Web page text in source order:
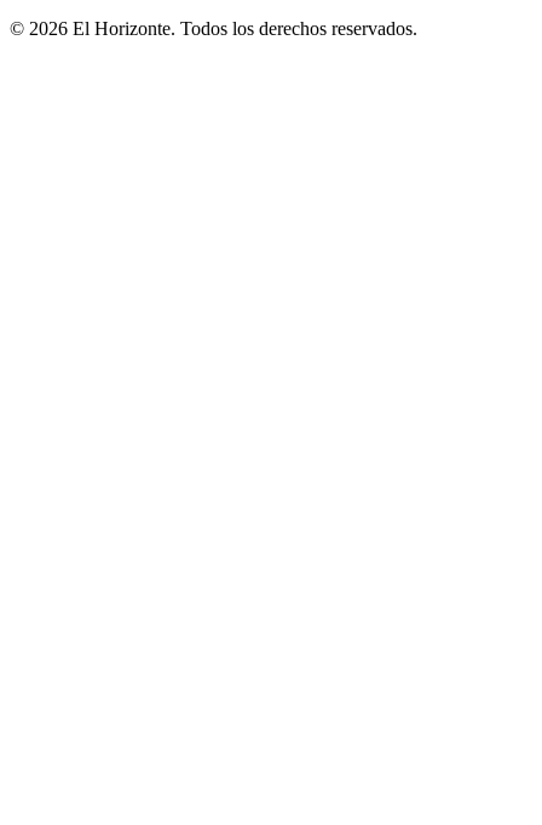
© 2026 El Horizonte. Todos los derechos reservados.